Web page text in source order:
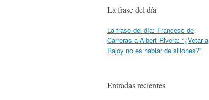
La frase del día
La frase del día: Francesc de
Carreras a Albert Rivera: “¿Vetar a
Rajoy no es hablar de sillones?”
Entradas recientes